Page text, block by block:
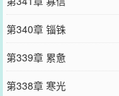
您要是觉得《
信里的朋友推荐哦！
第340章 锱铢
第339章 累惫
第338章 寒光